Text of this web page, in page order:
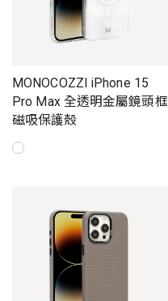
MONOCOZZI iPhone 15
Pro Max 全透明金屬鏡頭框
磁吸保護殼